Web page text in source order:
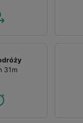
31m